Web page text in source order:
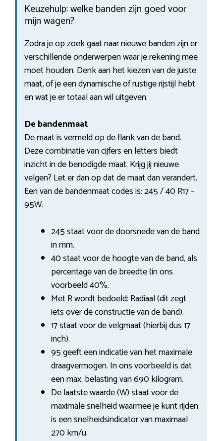
Keuzehulp: welke banden zijn goed voor
mijn wagen?
Zodra je op zoek gaat naar nieuwe banden zijn er
verschillende onderwerpen waar je rekening mee
moet houden. Denk aan het kiezen van de juiste
maat, of je een dynamische of rustige rijstijl hebt
en wat je er totaal aan wil uitgeven.
De bandenmaat
De maat is vermeld op de flank van de band.
Deze combinatie van cijfers en letters biedt
inzicht in de benodigde maat. Krijg jij nieuwe
velgen? Let er dan op dat de maat dan verandert.
Een van de bandenmaat codes is: 245 / 40 R17 –
95W.
245 staat voor de doorsnede van de band
in mm.
40 staat voor de hoogte van de band, als
percentage van de breedte (in ons
voorbeeld 40%.
Met R wordt bedoeld: Radiaal (dit zegt
iets over de constructie van de band).
17 staat voor de velgmaat (hierbij dus 17
inch).
95 geeft een indicatie van het maximale
draagvermogen. In ons voorbeeld is dat
een max. belasting van 690 kilogram.
De laatste waarde (W) staat voor de
maximale snelheid waarmee je kunt rijden.
is een snelheidsindicator van maximaal
270 km/u.